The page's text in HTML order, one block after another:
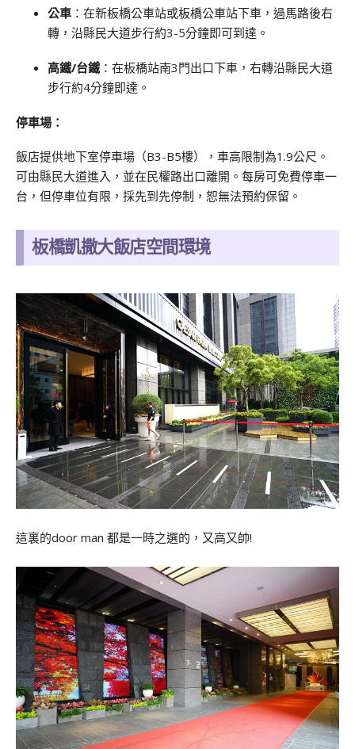
公車 ：在新板橋公車站或板橋公車站下車，過馬路後右
轉，沿縣民大道步行約3-5分鐘即可到達。
高鐵/台鐵 ：在板橋站南3門出口下車，右轉沿縣民大道
步行約4分鐘即達。
停車場：
飯店提供地下室停車場（B3-B5樓），車高限制為1.9公尺。
可由縣民大道進入，並在民權路出口離開。每房可免費停車一
台，但停車位有限，採先到先停制，恕無法預約保留。
板橋凱撒大飯店空間環境
這裏的door man 都是一時之選的，又高又帥!